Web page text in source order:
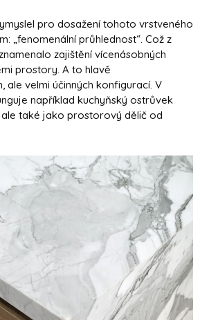
pro dosažení tohoto vrstveného
„fenomenální průhlednost“. Což z
zajištění vícenásobných
prostory. A to hlavě
ale velmi účinných konfigurací. V
například kuchyňský ostrůvek
také jako prostorový dělič od